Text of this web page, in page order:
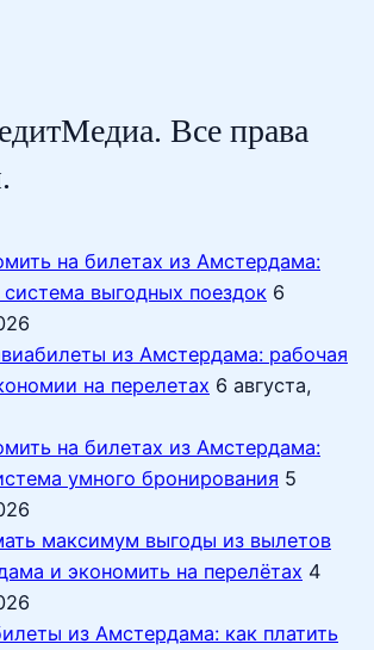
Все права
на билетах из Амстердама:
система выгодных поездок 6
из Амстердама: рабочая
на перелетах 6 августа,
на билетах из Амстердама:
умного бронирования 5
максимум выгоды из вылетов
и экономить на перелётах 4
из Амстердама: как платить